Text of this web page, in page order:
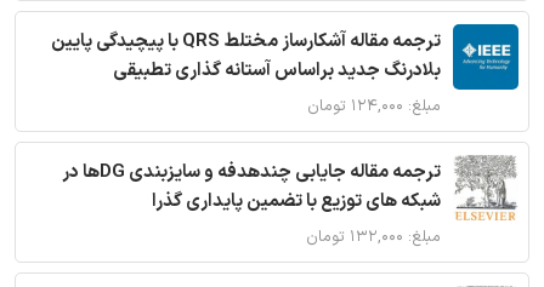
ترجمه مقاله آشکارساز مختلط QRS با پیچیدگی پایین
بلادرنگ جدید براساس آستانه گذاری تطبیقی
مبلغ: ۱۲۴,۰۰۰ تومان
ترجمه مقاله جایابی چندهدفه و سایزبندی DGها در
شبکه های توزیع با تضمین پایداری گذرا
مبلغ: ۱۳۲,۰۰۰ تومان